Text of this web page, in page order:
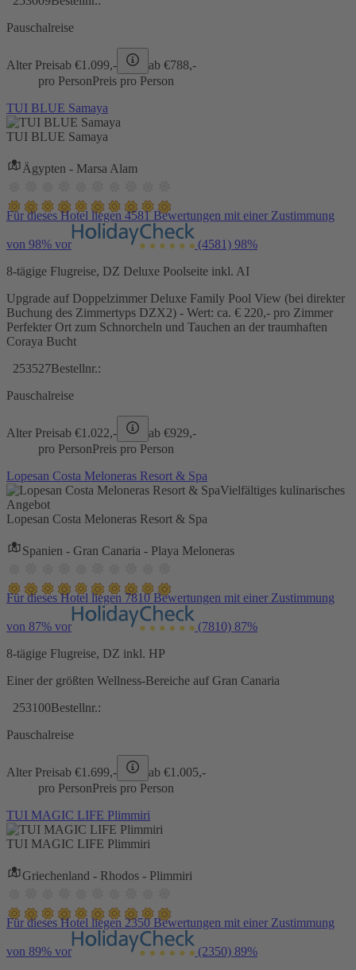
Pauschalreise
Alter Preisab €1.099,- ab €788,-
pro PersonPreis pro Person
TUI BLUE Samaya
TUI BLUE Samaya
Ägypten - Marsa Alam
Für dieses Hotel liegen 4581 Bewertungen mit einer Zustimmung
von 98% vor (4581) 98%
8-tägige Flugreise, DZ Deluxe Poolseite inkl. AI
Upgrade auf Doppelzimmer Deluxe Family Pool View (bei direkter
Buchung des Zimmertyps DZX2) - Wert: ca. € 220,- pro Zimmer
Perfekter Ort zum Schnorcheln und Tauchen an der traumhaften
Coraya Bucht
253527Bestellnr.:
Pauschalreise
Alter Preisab €1.022,- ab €929,-
pro PersonPreis pro Person
Lopesan Costa Meloneras Resort & Spa
Vielfältiges kulinarisches
Angebot
Lopesan Costa Meloneras Resort & Spa
Spanien - Gran Canaria - Playa Meloneras
Für dieses Hotel liegen 7810 Bewertungen mit einer Zustimmung
von 87% vor (7810) 87%
8-tägige Flugreise, DZ inkl. HP
Einer der größten Wellness-Bereiche auf Gran Canaria
253100Bestellnr.:
Pauschalreise
Alter Preisab €1.699,- ab €1.005,-
pro PersonPreis pro Person
TUI MAGIC LIFE Plimmiri
TUI MAGIC LIFE Plimmiri
Griechenland - Rhodos - Plimmiri
Für dieses Hotel liegen 2350 Bewertungen mit einer Zustimmung
von 89% vor (2350) 89%